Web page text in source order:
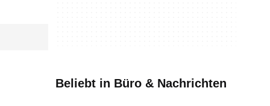
Beliebt in Büro & Nachrichten